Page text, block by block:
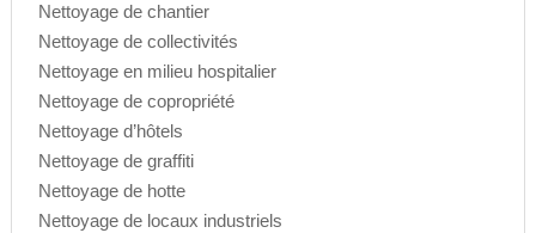
Nettoyage de chantier
Nettoyage de collectivités
Nettoyage en milieu hospitalier
Nettoyage de copropriété
Nettoyage d’hôtels
Nettoyage de graffiti
Nettoyage de hotte
Nettoyage de locaux industriels